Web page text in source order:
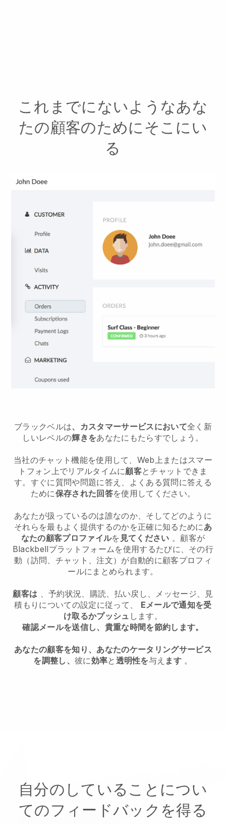
これまでにないようなあな
たの顧客のためにそこにい
る
ブラックベルは、カスタマーサービスにおいて全く新
しいレベルの輝きをあなたにもたらすでしょう。
当社のチャット機能を使用して、Web上またはスマー
トフォン上でリアルタイムに顧客とチャットできま
す。すぐに質問や問題に答え、よくある質問に答える
ために保存された回答を使用してください。
あなたが扱っているのは誰なのか、そしてどのように
それらを最もよく提供するのかを正確に知るために あ
なたの顧客プロファイルを 見てください 。顧客が
Blackbellプラットフォームを使用するたびに、その行
動（訪問、チャット、注文）が自動的に顧客プロフィ
ールにまとめられます。
顧客は 、予約状況、購読、払い戻し、メッセージ、見
積もりについての設定に従って、 Eメールで通知を受
け取るかプッシュ します。
確認メールを送信し、貴重な時間を節約します。
あなたの顧客を知り、あなたのケータリングサービス
を調整し、 彼に効率と 透明性を与え ます 。
自分のしていることについ
てのフィードバックを得る